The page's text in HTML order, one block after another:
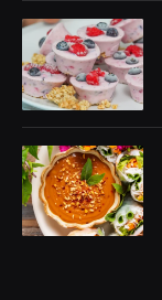
© DR
© DR